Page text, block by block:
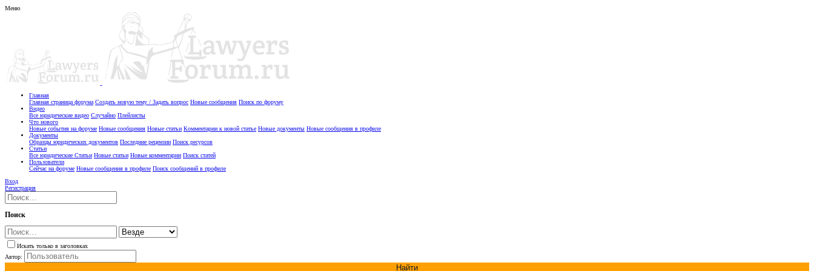
Меню
Главная
Главная страница форума Создать новую тему / Задать вопрос Новые сообщения Поиск по форуму
Видео
Все юридические видео Случайно Плейлисты
Что нового
Новые события на форуме Новые сообщения Новые статьи Комментарии к новой статье Новые документы Новые сообщения в профиле
Документы
Образцы юридических документов Последние рецензии Поиск ресурсов
Статьи
Все юридические Статьи Новые статьи Новые комментарии Поиск статей
Пользователи
Сейчас на форуме Новые сообщения в профиле Поиск сообщений в профиле
Вход
Регистрация
Поиск
Искать только в заголовках
Автор:
Найти